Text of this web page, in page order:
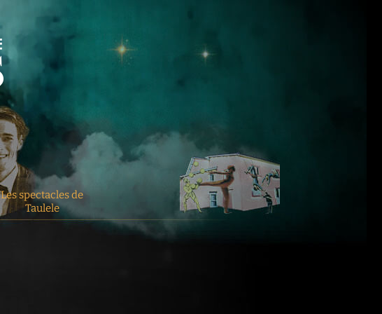
Compagnie
Les spectacles de
Taulele